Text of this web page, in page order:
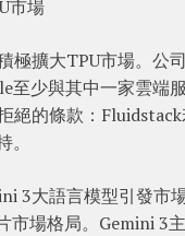
市場
極擴大TPU市場。公
至少與其中一家雲端
絕的條款：
3大語言模型引發市
場格局。Gemini 3